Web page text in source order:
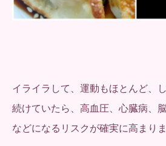
イライラして、運動もほとんど、
続けていたら、高血圧、心臓病、
などになるリスクが確実に高まりま